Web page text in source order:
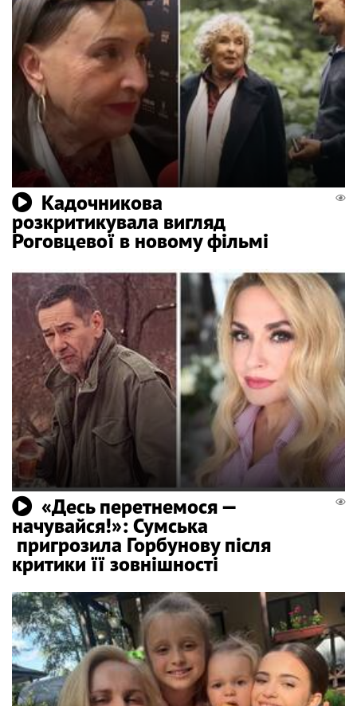
Кадочникова
розкритикувала вигляд
Роговцевої в новому фільмі
«Десь перетнемося —
начувайся!»: Сумська
пригрозила Горбунову після
критики її зовнішності